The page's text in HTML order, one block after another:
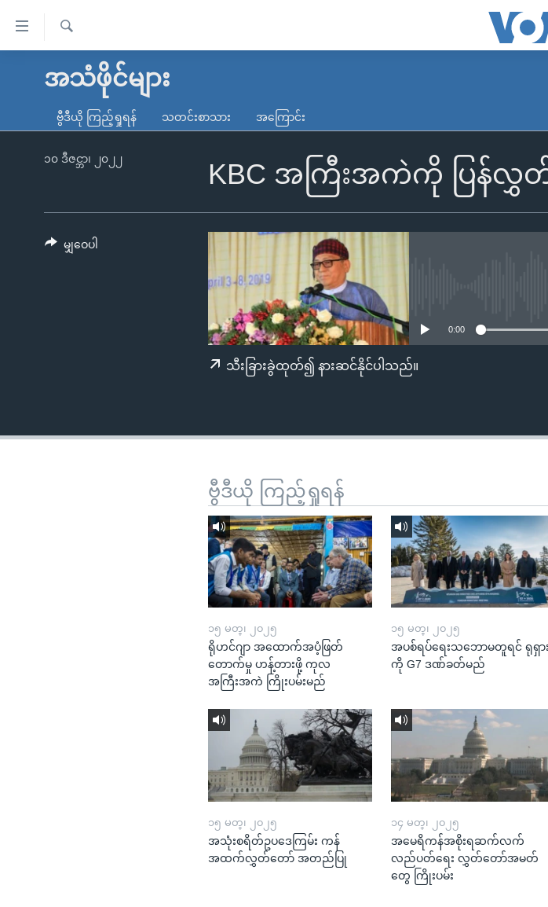
လွယ်ကူ
သည့်
ကျော်
မူလစာမျက်နှာ
ကမ္ဘာ့သတင်းများ
နိုင်ငံတကာ
တရုတ်
အစ္စရေး-ပါလက်စတိုင်း
ရပ်ဝန်းတခု လမ်းတခု အလွန်
အင်္ဂလိပ်စာလေ့လာမယ်
ရ
အသံဖိုင်များ
ဗွီဒီယို ကြည့်ရှုရန် သတင်းစာသား အကြောင်း
KBC အကြီးအကဲကို ပြန်လွှ
၁၀ ဒီဇင္ဘာ၊ ၂၀၂၂
0:00
သီးခြားခွဲထုတ်၍ နားဆင်နိုင်ပါသည်။
မျှဝေပါ
ဗွီဒီယို ကြည့်ရှုရန်
၁၅ မတ္၊ ၂၀၂၅
ရိုဟင်ဂျာ အထောက်အပံ့ဖြတ်
တောက်မှု ဟန့်တားဖို့ ကုလ
အကြီးအကဲ ကြိုးပမ်းမည်
၁၅ မတ္၊ ၂၀၂၅
အပစ်ရပ်ရေးသဘောမတူရင် ရုရှား
ကို G7 ဒဏ်ခတ်မည်
၁၅ မတ္၊ ၂၀၂၅
အသုံးစရိတ်ဥပဒေကြမ်း ကန်
အထက်လွှတ်တော် အတည်ပြု
၁၄ မတ္၊ ၂၀၂၅
အမေရိကန်အစိုးရဆက်လက်
လည်ပတ်ရေး လွှတ်တော်အမတ်
တွေ ကြိုးပမ်း